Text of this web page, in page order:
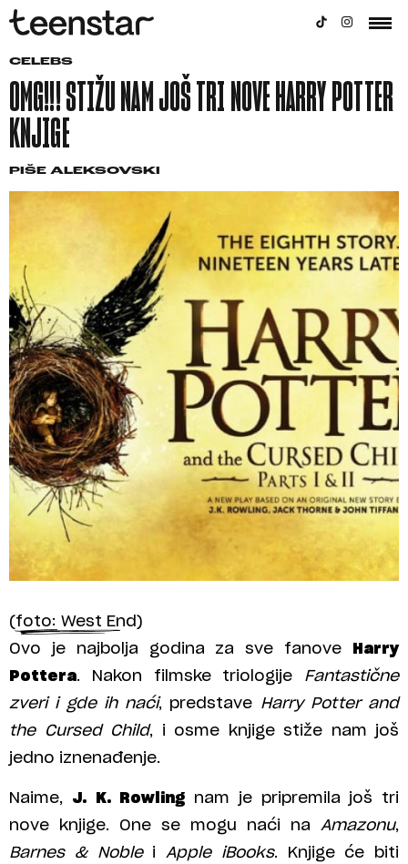
CELEBS
OMG!!! STIŽU NAM JOŠ TRI NOVE HARRY POTTER
KNJIGE
PIŠE ALEKSOVSKI
(foto: West End)
Ovo je najbolja godina za sve fanove
Harry
Pottera. Nakon filmske triologije Fantastične
zveri i gde ih naći, predstave Harry Potter and
the Cursed Child, i osme knjige stiže nam još
jedno iznenađenje.
Naime, J. K. Rowling nam je pripremila još tri
nove knjige. One se mogu naći na Amazonu,
Barnes & Noblei Apple iBooks. Knjige će biti